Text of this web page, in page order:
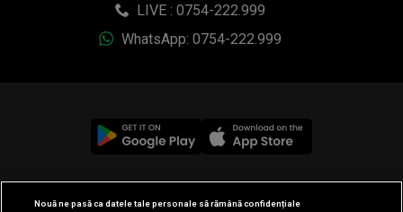
LIVE : 0754-222.999
WhatsApp: 0754-222.999
© 2019-2026 DOGAN MEDIA INTERNATIONAL SA, Toate
drepturile rezervate.
Nouă ne pasă ca datele tale personale să rămână confidențiale